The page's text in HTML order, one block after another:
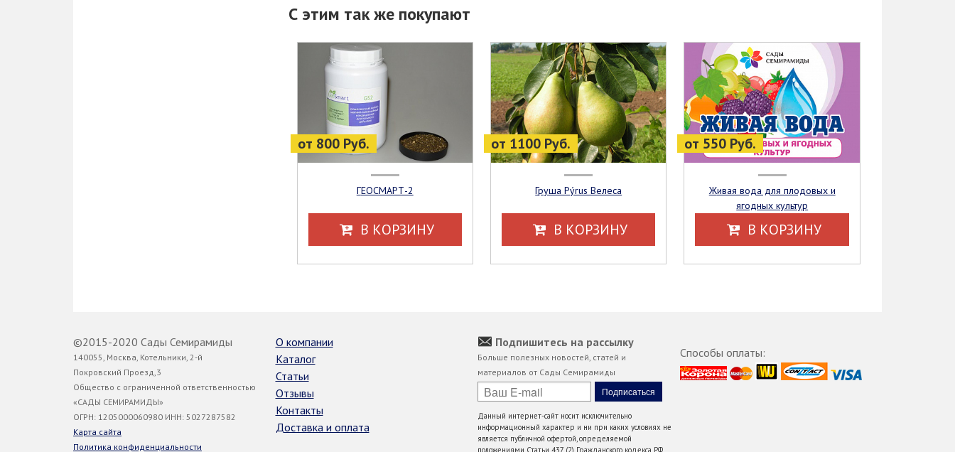
С этим так же покупают
от 800 Руб.
ГЕОСМАРТ-2
В КОРЗИНУ
от 1100 Руб.
Груша Pýrus Велеса
В КОРЗИНУ
от 550 Руб.
Живая вода для плодовых и
ягодных культур
В КОРЗИНУ
©2015-2020 Сады Семирамиды
140055, Москва, Котельники, 2-й
Покровский Проезд,3
Общество с ограниченной ответственностью
«САДЫ СЕМИРАМИДЫ»
ОГРН: 1205000060980 ИНН: 5027287582
Карта сайта
Политика конфиденциальности
О компании
Каталог
Статьи
Отзывы
Контакты
Доставка и оплата
Подпишитесь на рассылку
Больше полезных новостей, статей и
материалов от Сады Семирамиды
Данный интернет-сайт носит исключительно
информационный характер и ни при каких условиях не
является публичной офертой, определяемой
Способы оплаты: